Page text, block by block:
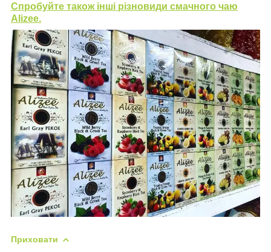
Спробуйте також інші різновиди смачного чаю
Alizee.
Приховати